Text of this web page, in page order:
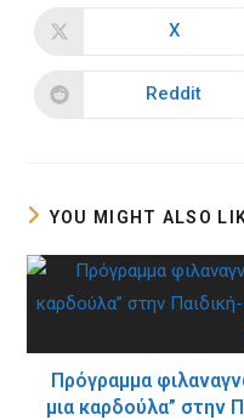
Opens
new
window
X
Opens
Reddit
YOU MIGHT ALSO
Πρόγραμμα
μια καρδούλα” στην